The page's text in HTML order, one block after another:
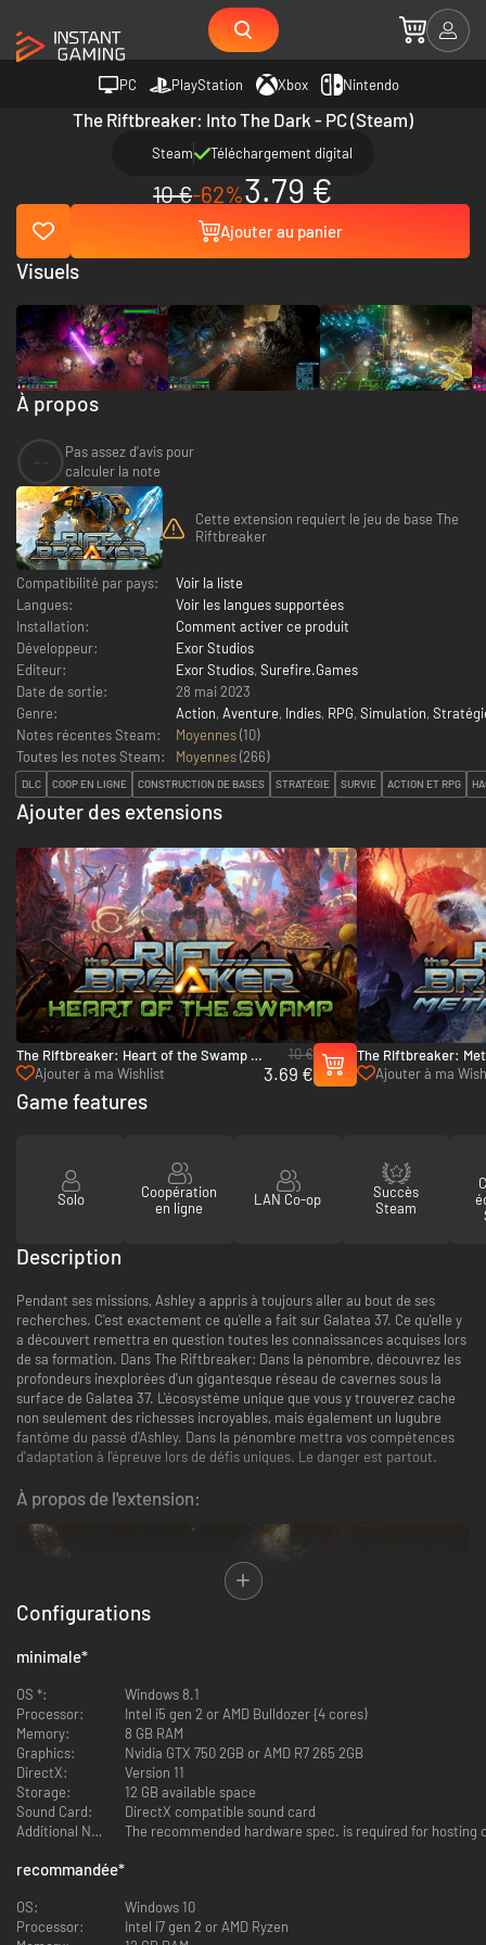
PC PlayStation Xbox Nintendo
The Riftbreaker: Into The Dark - PC (Steam)
Steam Téléchargement digital
10 €-62%3.79 €
Ajouter au panier
À propos
Pas assez d'avis pour
calculer la note
Cette extension requiert le jeu de base The
Riftbreaker
Compatibilité par pays:
Voir la liste
Langues:
Voir les langues supportées
Installation:
Comment activer ce produit
Développeur:
Exor Studios
Editeur:
Exor Studios, Surefire.Games
Date de sortie:
28 mai 2023
Genre:
Action, Aventure, Indies, RPG, Simulation,
Notes récentes Steam:
Moyennes(10)
Toutes les notes Steam:
Moyennes(266)
DLC COOP EN LIGNE CONSTRUCTION DE BASES STRATÉGIE SURVIE ACTION ET RPG
Ajouter des extensions
The Riftbreaker: Heart of the Swamp -
PC (Steam)
Ajouter à ma Wishlist
10 €
3.69 €
The Riftbreaker:
(Steam)
Ajouter à ma
Visuels
Game features
Solo
Coopération
en ligne
LAN Co-op
Succès
Steam
Description
Pendant ses missions, Ashley a appris à toujours aller au bout de ses
recherches. C'est exactement ce qu'elle a fait sur Galatea 37. Ce qu'elle y
a découvert remettra en question toutes les connaissances acquises lors
de sa formation. Dans The Riftbreaker: Dans la pénombre, découvrez les
profondeurs inexplorées d'un gigantesque réseau de cavernes sous la
surface de Galatea 37. L'écosystème unique que vous y trouverez cache
non seulement des richesses incroyables, mais également un lugubre
fantôme du passé d'Ashley. Dans la pénombre mettra vos compétences
d'adaptation à l'épreuve lors de défis uniques. Le danger est partout.
À propos de l'extension:
Riftbreaker. Dans cette toute nouvelle branche de la campagne, nos
héros entreprendront un voyage dans les cavernes de Galatea 37. Une
série d'éruptions anormales de neutrinos et une activité sismique
inhabituelle menacent de détruire le monde. Ashley et M. Riggs devront
faire appel à toutes leurs compétences pour trouver leur chemin dans les
cavernes et découvrir la source du problème. Explorez les cavernes,
récupérez des échantillons de recherche, inventez de nouvelles
technologies et sauvez le monde.
Caractéristiques:
Configurations
minimale*
OS *:
Windows 8.1
Processor:
Intel i5 gen 2 or AMD Bulldozer {4 cores)
Memory:
8 GB RAM
Graphics:
Nvidia GTX 750 2GB or AMD R7 265 2GB
DirectX:
Version 11
Storage:
12 GB available space
Sound Card:
DirectX compatible sound card
Additional Notes:
The recommended hardware spec. is required for hosting
recommandée*
OS:
Windows 10
Processor:
Intel i7 gen 2 or AMD Ryzen